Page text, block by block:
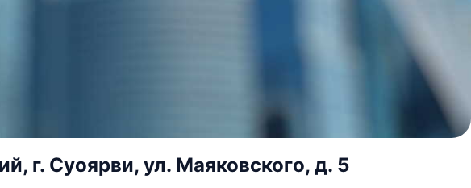
г. Суоярви, ул. Маяковского, д. 5